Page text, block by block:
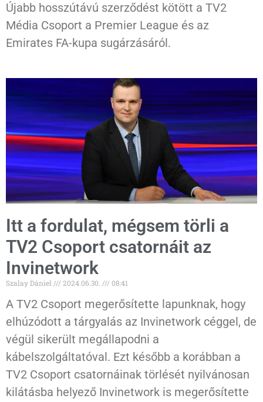
Újabb hosszútávú szerződést kötött a TV2
Média Csoport a Premier League és az
Emirates FA-kupa sugárzásáról.
Itt a fordulat, mégsem törli a
TV2 Csoport csatornáit az
Invinetwork
Szalay Dániel 2024.06.30. 08:41
A TV2 Csoport megerősítette lapunknak, hogy
elhúzódott a tárgyalás az Invinetwork céggel, de
végül sikerült megállapodni a
kábelszolgáltatóval. Ezt később a korábban a
TV2 Csoport csatornáinak törlését nyilvánosan
kilátásba helyező Invinetwork is megerősítette